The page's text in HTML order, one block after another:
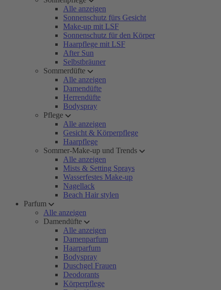
Alle anzeigen
Sonnenschutz fürs Gesicht
Make-up mit LSF
Sonnenschutz für den Körper
Haarpflege mit LSF
After Sun
Selbstbräuner
Sommerdüfte
Alle anzeigen
Damendüfte
Herrendüfte
Bodyspray
Pflege
Alle anzeigen
Gesicht & Körperpflege
Haarpflege
Sommer-Make-up und Trends
Alle anzeigen
Mists & Setting Sprays
Wasserfestes Make-up
Nagellack
Beach Hair stylen
Parfum
Alle anzeigen
Damendüfte
Alle anzeigen
Damenparfum
Haarparfum
Bodyspray
Duschgel Frauen
Deodorants
Körperpflege